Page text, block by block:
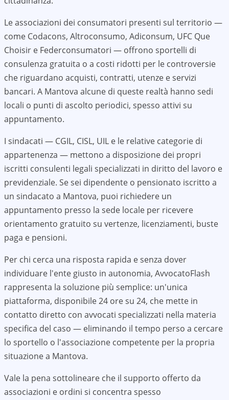
Le associazioni dei consumatori presenti sul territorio —
come Codacons, Altroconsumo, Adiconsum, UFC Que
Choisir e Federconsumatori — offrono sportelli di
consulenza gratuita o a costi ridotti per le controversie
che riguardano acquisti, contratti, utenze e servizi
bancari. A Mantova alcune di queste realtà hanno sedi
locali o punti di ascolto periodici, spesso attivi su
appuntamento.
I sindacati — CGIL, CISL, UIL e le relative categorie di
appartenenza — mettono a disposizione dei propri
iscritti consulenti legali specializzati in diritto del lavoro e
previdenziale. Se sei dipendente o pensionato iscritto a
un sindacato a Mantova, puoi richiedere un
appuntamento presso la sede locale per ricevere
orientamento gratuito su vertenze, licenziamenti, buste
paga e pensioni.
Per chi cerca una risposta rapida e senza dover
individuare l'ente giusto in autonomia, AvvocatoFlash
rappresenta la soluzione più semplice: un'unica
piattaforma, disponibile 24 ore su 24, che mette in
contatto diretto con avvocati specializzati nella materia
specifica del caso — eliminando il tempo perso a cercare
lo sportello o l'associazione competente per la propria
situazione a Mantova.
Vale la pena sottolineare che il supporto offerto da
associazioni e ordini si concentra spesso